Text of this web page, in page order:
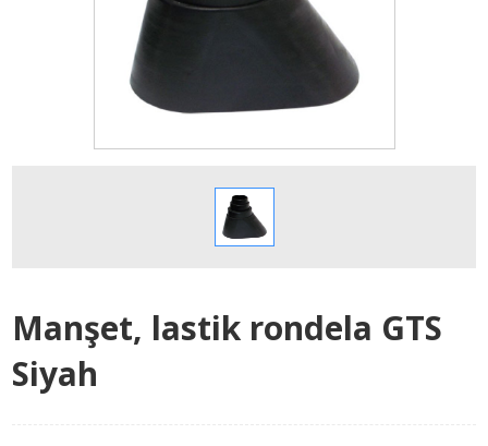
Manşet, lastik rondela GTS
Siyah